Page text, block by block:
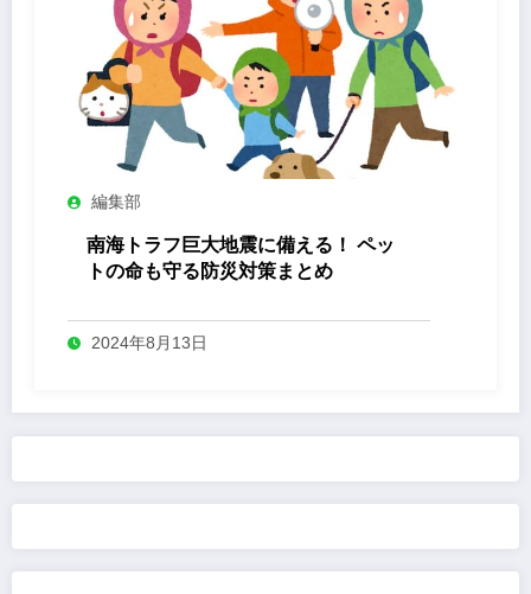
編集部
南海トラフ巨大地震に備える！ ペッ
トの命も守る防災対策まとめ
2024年8月13日